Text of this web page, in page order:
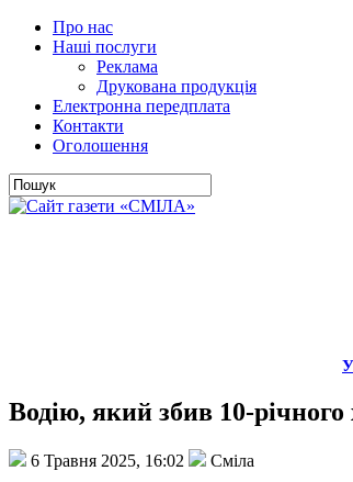
Про нас
Наші послуги
Реклама
Друкована продукція
Електронна передплата
Контакти
Оголошення
Водію, який збив 10-
6 Травня 2025, 16:02 Сміла